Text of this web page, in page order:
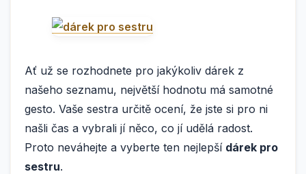
Ať už se rozhodnete pro jakýkoliv dárek z
našeho seznamu, největší hodnotu má samotné
gesto. Vaše sestra určitě ocení, že jste si pro ni
našli čas a vybrali jí něco, co jí udělá radost.
Proto neváhejte a vyberte ten nejlepší dárek pro
sestru.